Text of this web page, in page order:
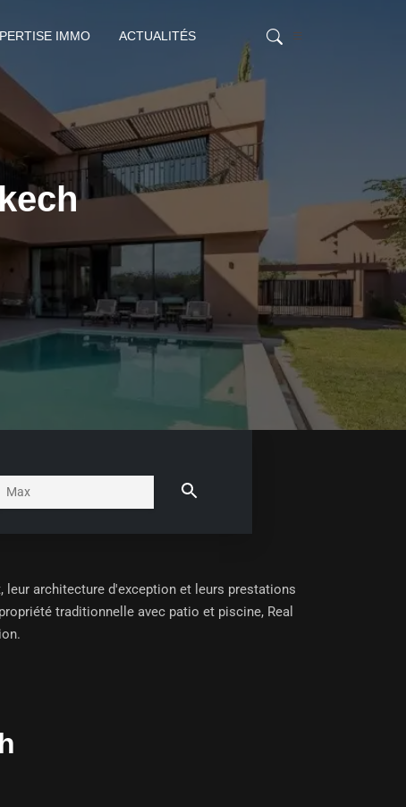
IMMO ACTUALITÉS
architecture d'exception et leurs prestations
traditionnelle avec patio et piscine, Real